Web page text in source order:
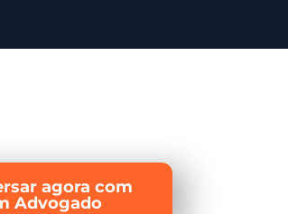
agora com
Advogado